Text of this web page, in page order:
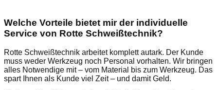
Welche Vorteile bietet mir der individuelle
Service von Rotte Schweißtechnik?
Rotte Schweißtechnik arbeitet komplett autark. Der Kunde
muss weder Werkzeug noch Personal vorhalten. Wir bringen
alles Notwendige mit – vom Material bis zum Werkzeug. Das
spart Ihnen als Kunde viel Zeit – und damit Geld.